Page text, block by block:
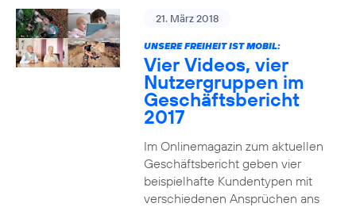
21. März 2018
UNSERE FREIHEIT IST MOBIL:
Vier Videos, vier
Nutzergruppen im
Geschäftsbericht
2017
Im Onlinemagazin zum aktuellen
Geschäftsbericht geben vier
beispielhafte Kundentypen mit
verschiedenen Ansprüchen ans